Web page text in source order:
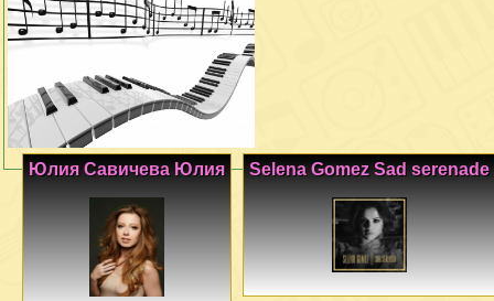
Selena Gomez Sad serenade
Юлия Савичева Юлия